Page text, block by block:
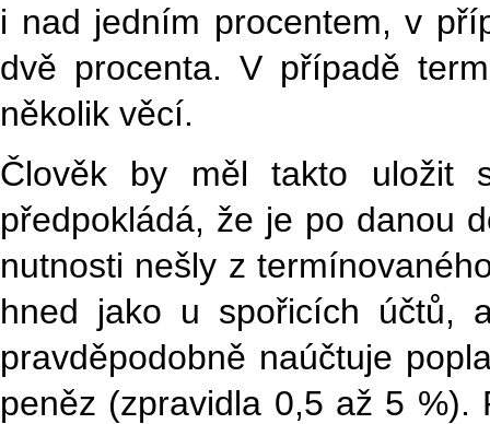
i nad jedním procentem, v
dvě procenta. V případě
několik věcí.
Člověk by měl takto uložit
předpokládá, že je po danou
nutnosti nešly z
hned jako u spořicích účtů,
pravděpodobně naúčtuje
peněz (zpravidla 0,5 až 5 %).